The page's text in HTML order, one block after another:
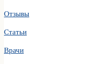
Отзывы
Статьи
Врачи